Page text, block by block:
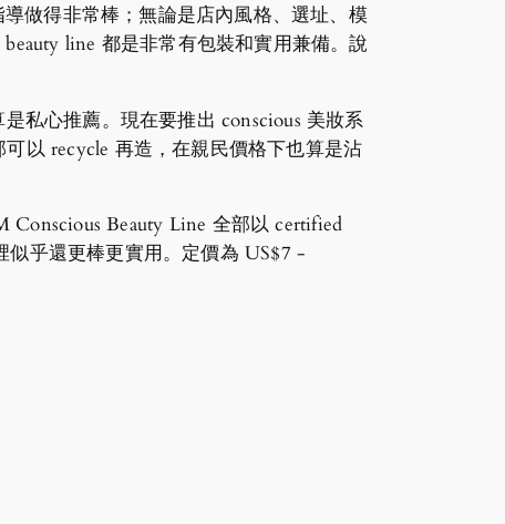
做得非常棒；無論是店內風格、選址、模
line 都是非常有包裝和實用兼備。說
私心推薦。現在要推出 conscious 美妝系
以 recycle 再造，在親民價格下也算是沾
Conscious Beauty Line 全部以 certified
乎還更棒更實用。定價為 US$7 -